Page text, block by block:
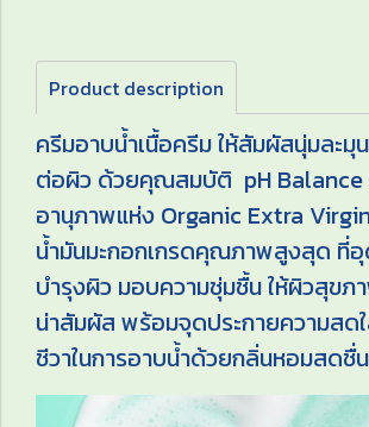
Product description
ครีมอาบน้ำเนื้อครีม ให้สัมผัสนุ่มละมุ
ต่อผิว ด้วยคุณสมบัติ pH Balance
อานุภาพแห่ง Organic Extra
น้ำมันมะกอกเกรดคุณภาพสูงสุด ที่
บำรุงผิว มอบความชุ่มชื้น ให้ผิวสุขภ
น่าสัมผัส พร้อมจุดประกายความสด
ชีวาในการอาบน้ำด้วยกลิ่นหอมสดชื่